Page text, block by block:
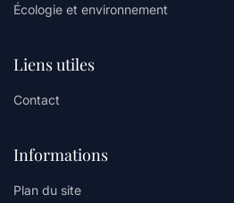
Écologie et environnement
Liens utiles
Contact
Informations
Plan du site